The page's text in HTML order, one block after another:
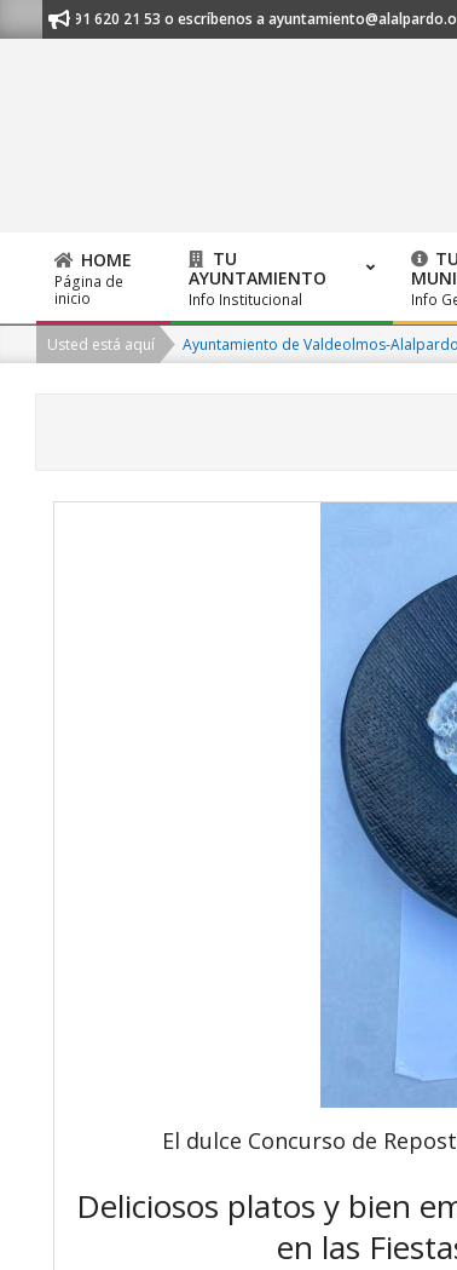
to
al 91 620 21 53 o escríbenos a ayuntamiento@alalpardo.org
Primary
Navigation
Menu
HOME
Página de
inicio
TU
AYUNTAMIENTO
Info Institucional
TU
Info
Usted está aquí Ayuntamiento de Valdeolmos-Alalpardo
El dulce Concurso de
Deliciosos platos y bien
en las